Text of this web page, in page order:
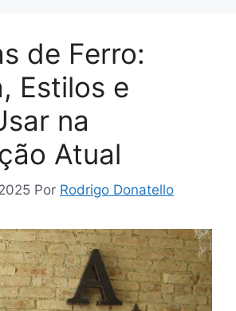
de Ferro:
Estilos e
na
Atual
Por Rodrigo Donatello